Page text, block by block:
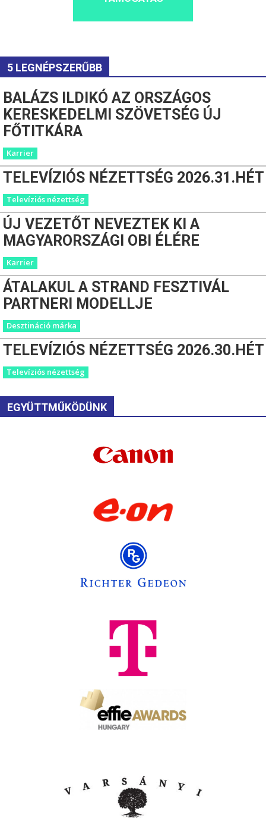
5 LEGNÉPSZERŰBB
BALÁZS ILDIKÓ AZ ORSZÁGOS
KERESKEDELMI SZÖVETSÉG ÚJ
FŐTITKÁRA
Karrier
TELEVÍZIÓS NÉZETTSÉG 2026.31.HÉT
Televíziós nézettség
ÚJ VEZETŐT NEVEZTEK KI A
MAGYARORSZÁGI OBI ÉLÉRE
Karrier
ÁTALAKUL A STRAND FESZTIVÁL
PARTNERI MODELLJE
Desztináció márka
TELEVÍZIÓS NÉZETTSÉG 2026.30.HÉT
Televíziós nézettség
EGYÜTTMŰKÖDÜNK